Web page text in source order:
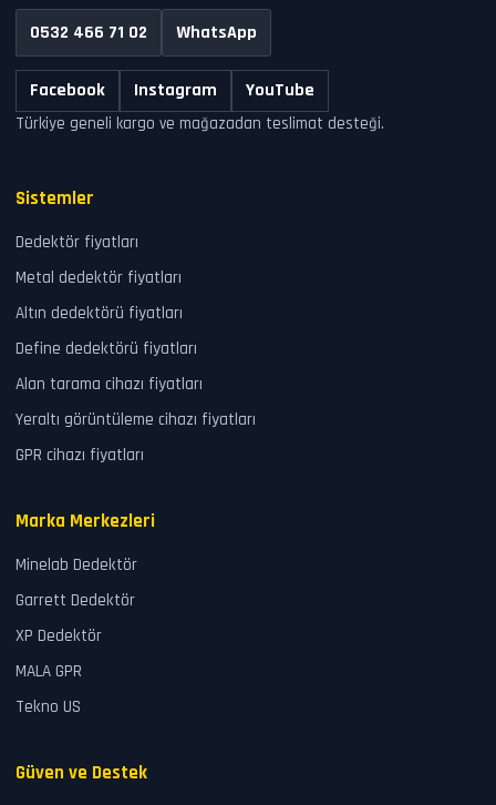
0532 466 71 02 WhatsApp
Facebook Instagram YouTube
Türkiye geneli kargo ve mağazadan teslimat desteği.
Sistemler
Dedektör fiyatları
Metal dedektör fiyatları
Altın dedektörü fiyatları
Define dedektörü fiyatları
Alan tarama cihazı fiyatları
Yeraltı görüntüleme cihazı fiyatları
GPR cihazı fiyatları
Marka Merkezleri
Minelab Dedektör
Garrett Dedektör
XP Dedektör
MALA GPR
Tekno US
Güven ve Destek